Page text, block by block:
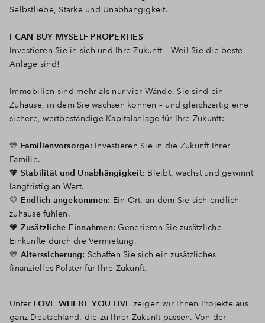
Selbstliebe, Stärke und Unabhängigkeit.
I CAN BUY MYSELF PROPERTIES
Investieren Sie in sich und Ihre Zukunft – Weil Sie die beste
Anlage sind!
Immobilien sind mehr als nur vier Wände. Sie sind ein
Zuhause, in dem Sie wachsen können – und gleichzeitig eine
sichere, wertbeständige Kapitalanlage für Ihre Zukunft:
💛 Familienvorsorge: Investieren Sie in die Zukunft Ihrer
Familie.
🧡 Stabilität und Unabhängigkeit: Bleibt, wächst und gewinnt
langfristig an Wert.
💛 Endlich angekommen: Ein Ort, an dem Sie sich endlich
zuhause fühlen.
🧡 Zusätzliche Einnahmen: Generieren Sie zusätzliche
Einkünfte durch die Vermietung.
💛 Alterssicherung: Schaffen Sie sich ein zusätzliches
finanzielles Polster für Ihre Zukunft.
Unter LOVE WHERE YOU LIVE zeigen wir Ihnen Projekte aus
ganz Deutschland, die zu Ihrer Zukunft passen. Von der